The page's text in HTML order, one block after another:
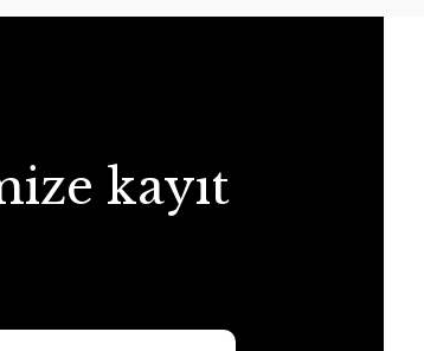
kayıt